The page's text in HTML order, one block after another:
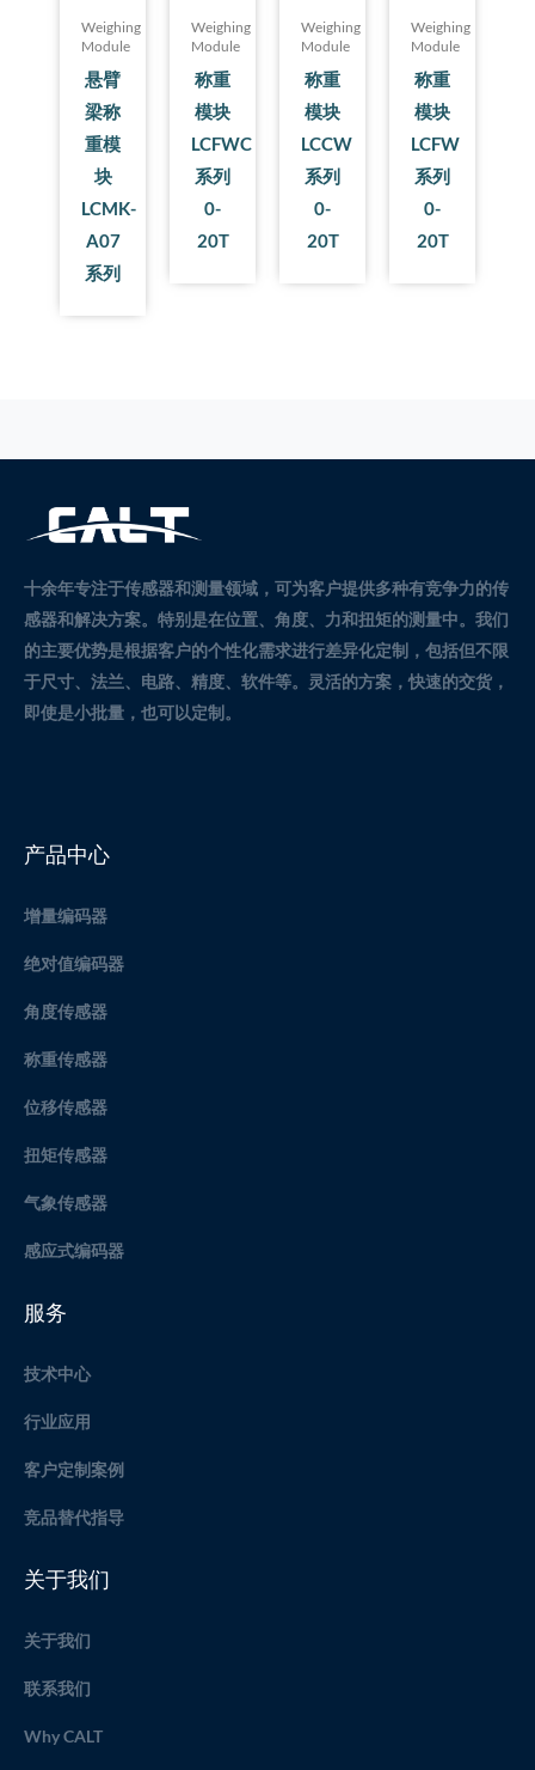
Weighing
Module
悬臂
梁称
重模
块
LCMK-
A07
系列
Weighing
Module
称重
模块
LCFWC
系列
0-
20T
Weighing
Module
称重
模块
LCCW
系列
0-
20T
Weighing
Module
称重
模块
LCFW
系列
0-
20T
十余年专注于传感器和测量领域，可为客户提供多种有竞争力的传
感器和解决方案。 特别是在位置、角度、力和扭矩的测量中。 我们
的主要优势是根据客户的个性化需求进行差异化定制，包括但不限
于尺寸、法兰、电路、精度、软件等。灵活的方案，快速的交货，
即使是小批量，也可以定制。
产品中心
增量编码器
绝对值编码器
角度传感器
称重传感器
位移传感器
扭矩传感器
气象传感器
感应式编码器
服务
技术中心
行业应用
客户定制案例
竞品替代指导
关于我们
关于我们
联系我们
Why CALT